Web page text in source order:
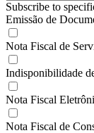
Subscribe to
Emissão de
Nota Fiscal de
Indisponibilidade
Nota Fiscal
Nota Fiscal de